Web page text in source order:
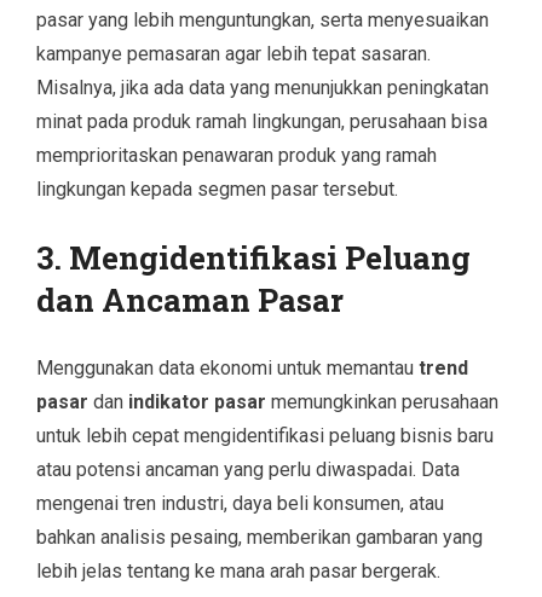
pasar yang lebih menguntungkan, serta menyesuaikan
kampanye pemasaran agar lebih tepat sasaran.
Misalnya, jika ada data yang menunjukkan peningkatan
minat pada produk ramah lingkungan, perusahaan bisa
memprioritaskan penawaran produk yang ramah
lingkungan kepada segmen pasar tersebut.
3. Mengidentifikasi Peluang
dan Ancaman Pasar
Menggunakan data ekonomi untuk memantau trend
pasar dan indikator pasar memungkinkan perusahaan
untuk lebih cepat mengidentifikasi peluang bisnis baru
atau potensi ancaman yang perlu diwaspadai. Data
mengenai tren industri, daya beli konsumen, atau
bahkan analisis pesaing, memberikan gambaran yang
lebih jelas tentang ke mana arah pasar bergerak.